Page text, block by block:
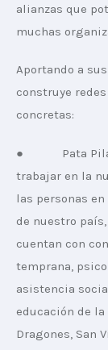
alianzas que
muchas
Aportando a
construye
concretas:
●
trabajar en la
las personas
de nuestro
cuentan con
temprana,
asistencia
educación de
Dragones, San